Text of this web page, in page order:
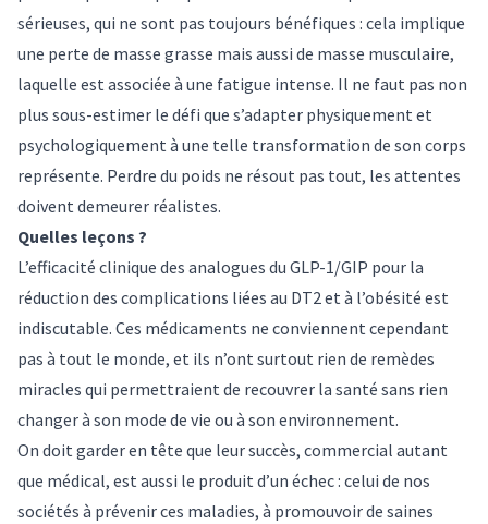
sérieuses, qui ne sont pas toujours bénéfiques : cela implique
une perte de masse grasse mais aussi de masse musculaire,
laquelle est associée à une fatigue intense. Il ne faut pas non
plus sous-estimer le défi que s’adapter physiquement et
psychologiquement à une telle transformation de son corps
représente. Perdre du poids ne résout pas tout, les attentes
doivent demeurer réalistes.
Quelles leçons ?
L’efficacité clinique des analogues du GLP-1/GIP pour la
réduction des complications liées au DT2 et à l’obésité est
indiscutable. Ces médicaments ne conviennent cependant
pas à tout le monde, et ils n’ont surtout rien de remèdes
miracles qui permettraient de recouvrer la santé sans rien
changer à son mode de vie ou à son environnement.
On doit garder en tête que leur succès, commercial autant
que médical, est aussi le produit d’un échec : celui de nos
sociétés à prévenir ces maladies, à promouvoir de saines